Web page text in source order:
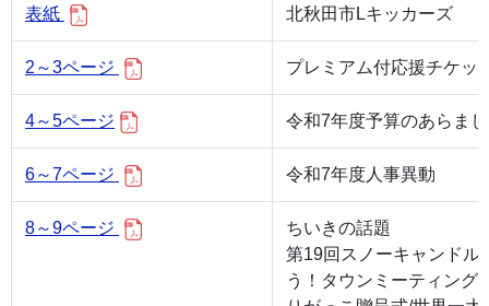
表紙 北秋田市Lキッカーズ
2～3ページ プレミアム付応援チケ
4～5ページ 令和7年度予算のあらまし
6～7ページ 令和7年度人事異動
8～9ページ
ちいきの話題
第19回スノーキャンドル
う！タウンミーティング